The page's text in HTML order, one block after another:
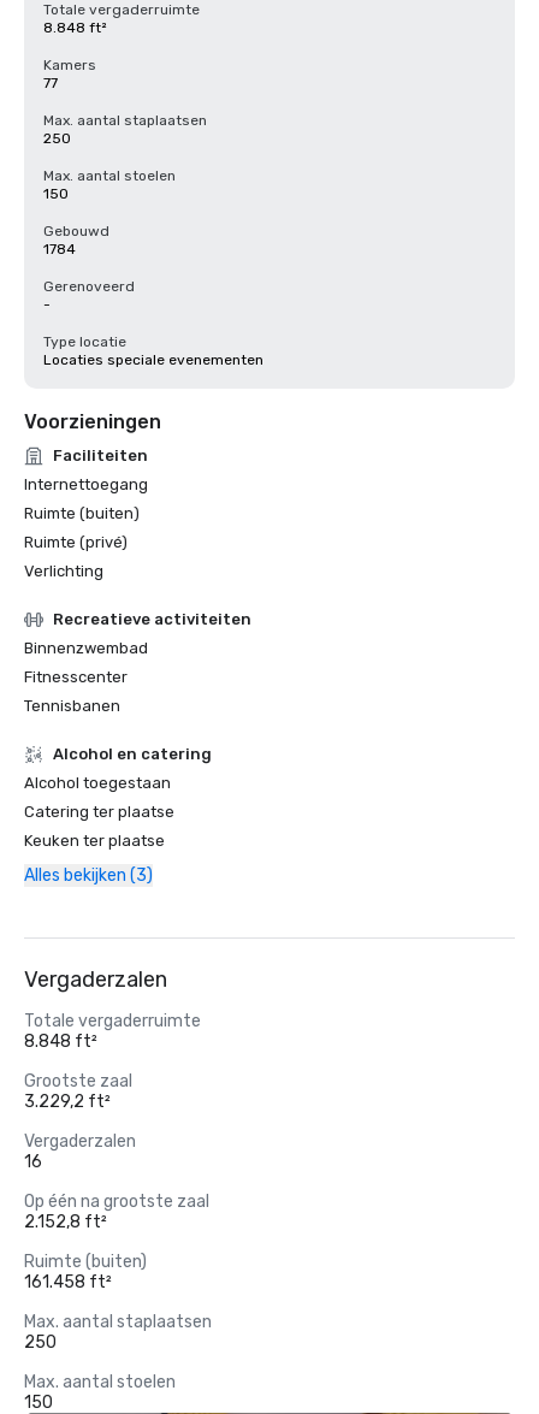
Totale vergaderruimte
8.848 ft²
Kamers
77
Max. aantal staplaatsen
250
Max. aantal stoelen
150
Gebouwd
1784
Gerenoveerd
-
Type locatie
Locaties speciale evenementen
Voorzieningen
Faciliteiten
Internettoegang
Ruimte (buiten)
Ruimte (privé)
Verlichting
Recreatieve activiteiten
Binnenzwembad
Fitnesscenter
Tennisbanen
Alcohol en catering
Alcohol toegestaan
Catering ter plaatse
Keuken ter plaatse
Alles bekijken (3)
Vergaderzalen
Totale vergaderruimte
8.848 ft²
Grootste zaal
3.229,2 ft²
Vergaderzalen
16
Op één na grootste zaal
2.152,8 ft²
Ruimte (buiten)
161.458 ft²
Max. aantal staplaatsen
250
Max. aantal stoelen
150